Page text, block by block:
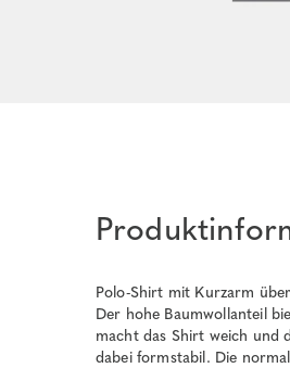
Polo-Shirt mit Kurzarm
Der hohe Baumwollanteil
macht das Shirt weich und
dabei formstabil. Die